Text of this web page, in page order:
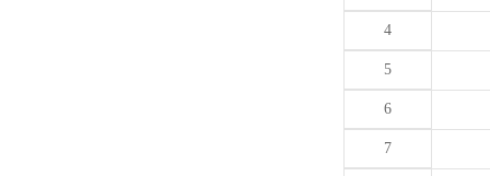
4
5
6
7